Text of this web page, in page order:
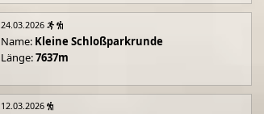
24.03.2026
Name: Kleine Schloßparkrunde
Länge:7637m
12.03.2026